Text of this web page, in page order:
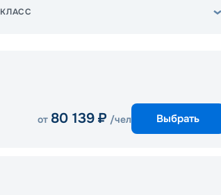
КЛАСС
от 80 139 ₽ /чел Выбрать